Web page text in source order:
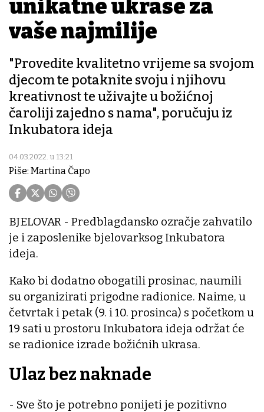
unikatne ukrase za
vaše najmilije
"Provedite kvalitetno vrijeme sa svojom
djecom te potaknite svoju i njihovu
kreativnost te uživajte u božićnoj
čaroliji zajedno s nama", poručuju iz
Inkubatora ideja
04.03.2022. u 13:21
Piše: Martina Čapo
BJELOVAR - Predblagdansko ozračje zahvatilo
je i zaposlenike bjelovarksog Inkubatora
ideja.
Kako bi dodatno obogatili prosinac, naumili
su organizirati prigodne radionice. Naime, u
četvrtak i petak (9. i 10. prosinca) s početkom u
19 sati u prostoru Inkubatora ideja održat će
se radionice izrade božićnih ukrasa.
Ulaz bez naknade
- Sve što je potrebno ponijeti je pozitivno